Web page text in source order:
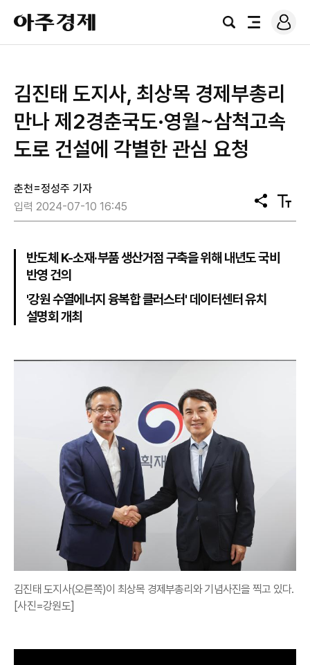
아
주
경
검
전
로
그
김진태 도지사, 최상목 경제부총리
만나 제2경춘국도·영월~삼척고속
도로 건설에 각별한 관심 요청
춘천=정성주 기자
입력 2024-07-10 16:45
공
유
텍
스
반도체 K-소재·부품 생산거점 구축을 위해 내년도 국비
반영 건의
'강원 수열에너지 융복합 클러스터' 데이터센터 유치
설명회 개최
김진태 도지사(오른쪽)이 최상목 경제부총리와 기념사진을 찍고 있다.
[사진=강원도]